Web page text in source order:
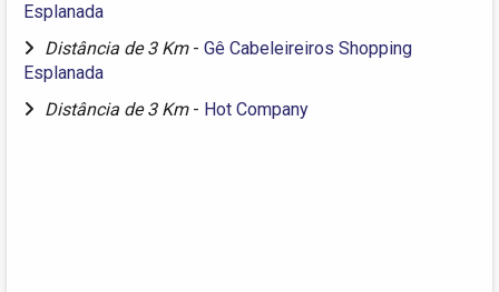
Esplanada
Distância de 3 Km - Gê Cabeleireiros Shopping
Esplanada
Distância de 3 Km - Hot Company